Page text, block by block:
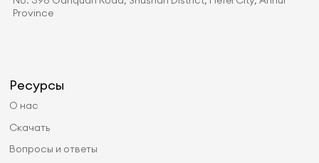
Province
Ресурсы
О нас
Скачать
Вопросы и ответы